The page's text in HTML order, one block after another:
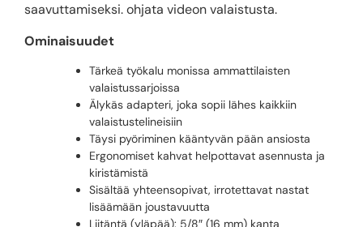
saavuttamiseksi. ohjata videon valaistusta.
Ominaisuudet
Tärkeä työkalu monissa ammattilaisten
valaistussarjoissa
Älykäs adapteri, joka sopii lähes kaikkiin
valaistustelineisiin
Täysi pyöriminen kääntyvän pään ansiosta
Ergonomiset kahvat helpottavat asennusta ja
kiristämistä
Sisältää yhteensopivat, irrotettavat nastat
lisäämään joustavuutta
Liitäntä (yläpää): 5/8″ (16 mm) kanta